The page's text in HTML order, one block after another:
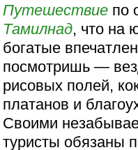
Путешествие по
Тамилнад, что на
богатые
посмотришь —
рисовых полей,
платанов и
Своими
туристы обязаны